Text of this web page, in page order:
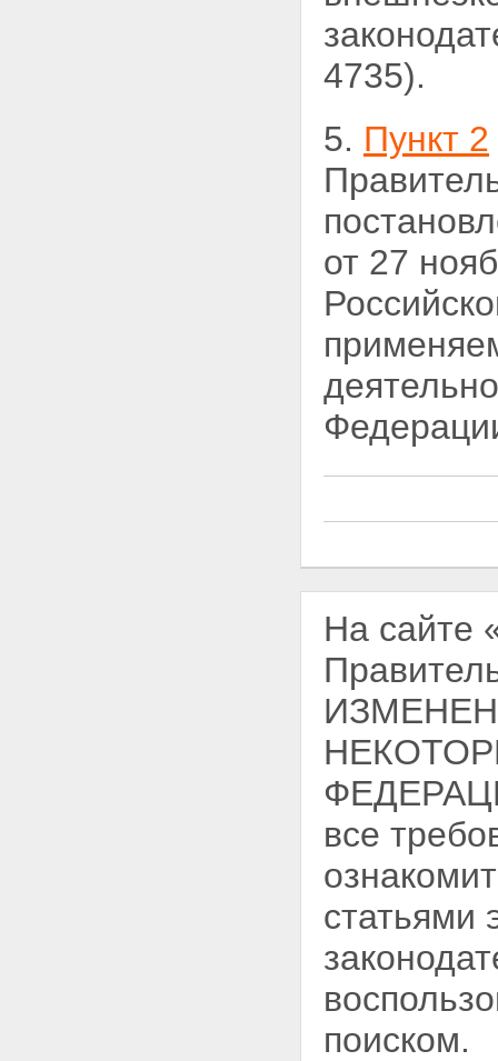
4735).
5. Пункт 2
от 27
На сайте
все
статьями
поиском.